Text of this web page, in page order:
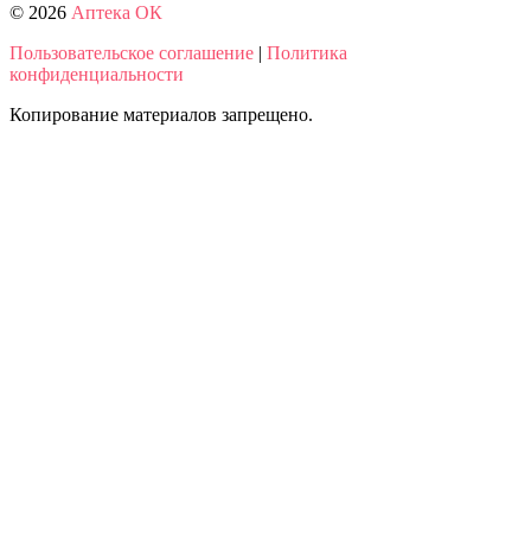
© 2026 Аптека ОК
Пользовательское соглашение | Политика
конфиденциальности
Копирование материалов запрещено.